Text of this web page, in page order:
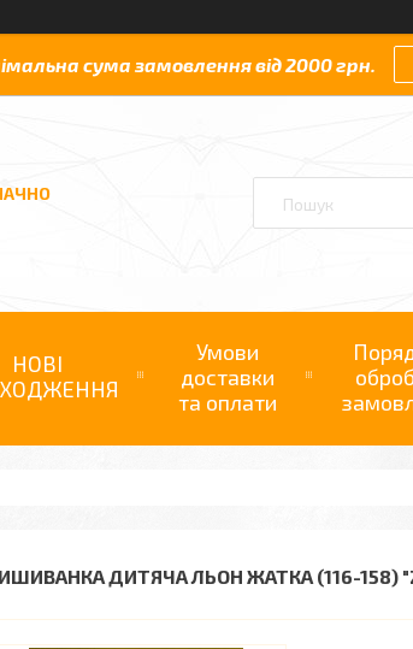
сума замовлення від 2000 грн.
НОВІ
Умови
доставки
та оплати
ДИТЯЧА ЛЬОН ЖАТКА (116-158)